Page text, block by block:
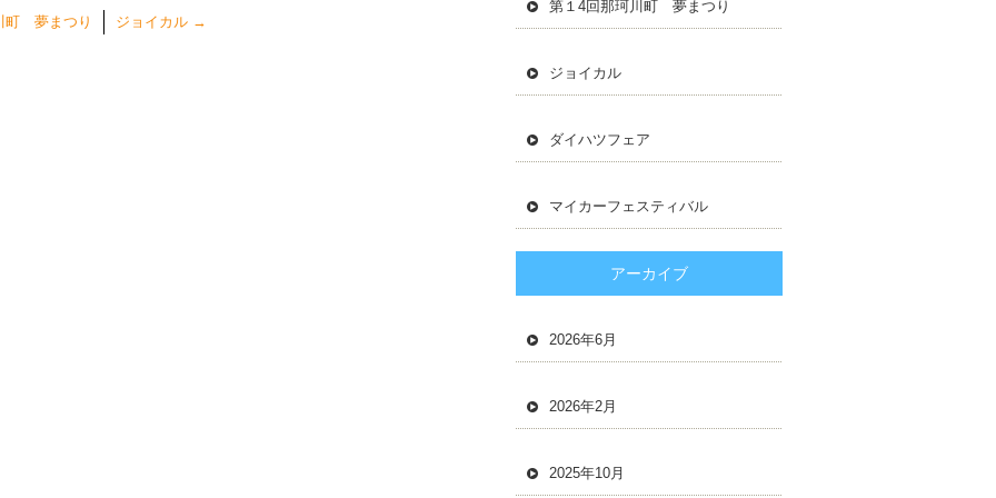
町 夢まつり ジョイカル →
第１4回那珂川町 夢まつり
ジョイカル
ダイハツフェア
マイカーフェスティバル
アーカイブ
2026年6月
2026年2月
2025年10月